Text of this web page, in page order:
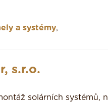
a systémy,
s.r.o.
solárních systémů,